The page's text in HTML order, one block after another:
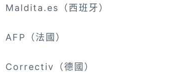
Maldita.es（西班牙）
AFP（法國）
Correctiv（德國）